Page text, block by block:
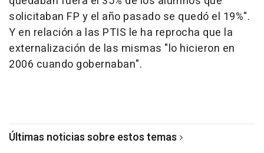
solicitaban FP y el año pasado se quedó el 19%".
Y en relación a las PTIS le ha reprocha que la
externalización de las mismas "lo hicieron en
2006 cuando gobernaban".
Últimas noticias sobre estos temas